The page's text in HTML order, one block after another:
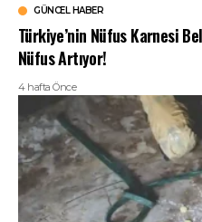
GÜNCEL HABER
Türkiye’nin Nüfus Karnesi
Nüfus Artıyor!
4 hafta Önce